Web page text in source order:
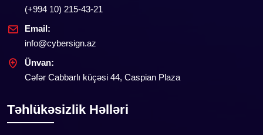
(+994 10) 215-43-21
Email:
info@cybersign.az
Ünvan:
Cəfər Cabbarlı küçəsi 44, Caspian Plaza
Təhlükəsizlik Həlləri